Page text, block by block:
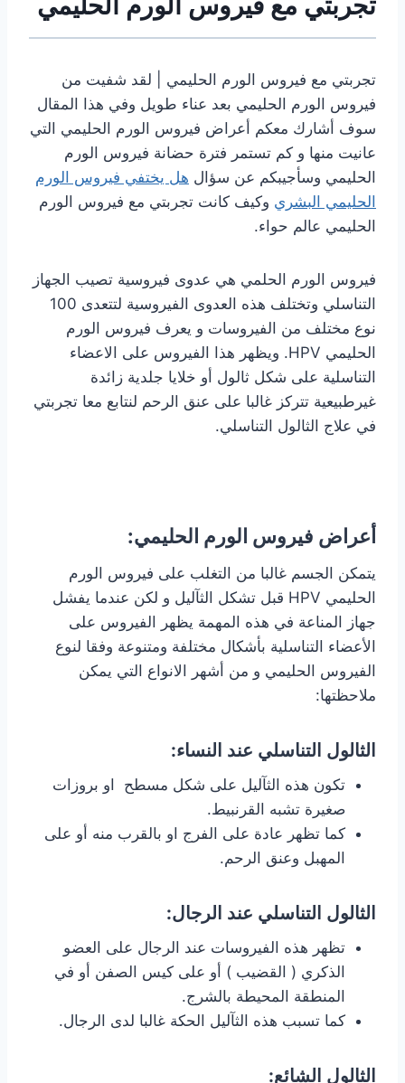
تجربتي مع فيروس الورم الحليمي | لقد شفيت من
فيروس الورم الحليمي بعد عناء طويل وفي هذا المقال
سوف أشارك معكم أعراض فيروس الورم الحليمي التي
عانيت منها و كم تستمر فترة حضانة فيروس الورم
الحليمي وسأجيبكم عن سؤال هل يختفي فيروس الورم
الحليمي البشري وكيف كانت تجربتي مع فيروس الورم
الحليمي عالم حواء.
فيروس الورم الحلمي هي عدوى فيروسية تصيب الجهاز
التناسلي وتختلف هذه العدوى الفيروسية لتتعدى 100
نوع مختلف من الفيروسات و يعرف فيروس الورم
الحليمي HPV. ويظهر هذا الفيروس على الاعضاء
التناسلية على شكل ثالول أو خلايا جلدية زائدة
غيرطبيعية تتركز غالبا على عنق الرحم لنتابع معا تجربتي
في علاج الثالول التناسلي.
أعراض فيروس الورم الحليمي:
يتمكن الجسم غالبا من التغلب على فيروس الورم
الحليمي HPV قبل تشكل الثآليل و لكن عندما يفشل
جهاز المناعة في هذه المهمة يظهر الفيروس على
الأعضاء التناسلية بأشكال مختلفة ومتنوعة وفقا لنوع
الفيروس الحليمي و من أشهر الانواع التي يمكن
ملاحظتها:
الثالول التناسلي عند النساء:
تكون هذه الثآليل على شكل مسطح او بروزات
صغيرة تشبه القرنبيط.
كما تظهر عادة على الفرج او بالقرب منه أو على
المهبل وعنق الرحم.
الثالول التناسلي عند الرجال:
تظهر هذه الفيروسات عند الرجال على العضو
الذكري ( القضيب ) أو على كيس الصفن أو في
المنطقة المحيطة بالشرج.
كما تسبب هذه الثآليل الحكة غالبا لدى الرجال.
الثالول الشائع: